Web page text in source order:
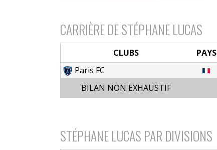
CARRIÈRE DE STÉPHANE LUCAS
CLUBS PAYS
Paris FC
BILAN NON EXHAUSTIF
STÉPHANE LUCAS PAR DIVISIONS